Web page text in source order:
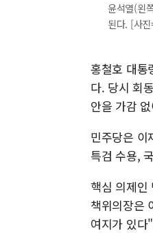
윤석열(왼
된다. [사
홍철호 대통
다. 당시 회
안을 가감
민주당은 이
특검 수용,
핵심 의제인
책위의장은
여지가 있다